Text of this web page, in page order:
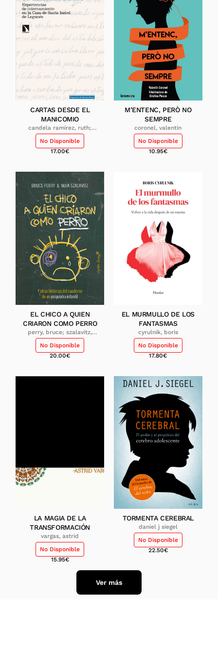
CARTAS DESDE EL
MANICOMIO
candela ramírez, ruth;
conseglieri gámez, ana;
huertas garcía-alejo,
rafael; tierno patiño,
No Disponible
17.00€
M’ENTENC, PERÒ NO
SEMPRE
coronel, valentin
No Disponible
10.95€
EL CHICO A QUIEN
CRIARON COMO PERRO
perry, bruce; szalavitz,
maia
No Disponible
20.00€
EL MURMULLO DE LOS
FANTASMAS
cyrulnik, boris
No Disponible
17.80€
LA MAGIA DE LA
TRANSFORMACIÓN
vargas, astrid
No Disponible
15.95€
TORMENTA CEREBRAL
daniel j siegel
No Disponible
22.50€
Ver más